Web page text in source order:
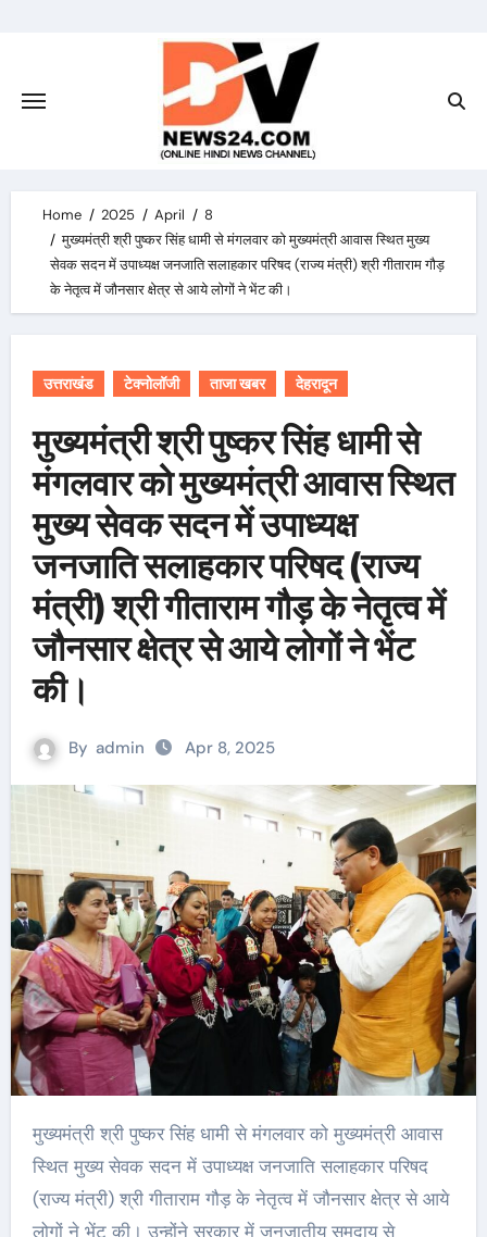
Home 2025 April
8
मुख्यमंत्री श्री पुष्कर सिंह धामी से मंगलवार को मुख्यमंत्री आवास स्थित मुख्य
सेवक सदन में उपाध्यक्ष जनजाति सलाहकार परिषद (राज्य मंत्री) श्री गीताराम गौड़
के नेतृत्व में जौनसार क्षेत्र से आये लोगों ने भेंट की।
उत्तराखंड टेक्नोलॉजी ताजा खबर देहरादून
मुख्यमंत्री श्री पुष्कर सिंह धामी से
मंगलवार को मुख्यमंत्री आवास स्थित
मुख्य सेवक सदन में उपाध्यक्ष
जनजाति सलाहकार परिषद (राज्य
मंत्री) श्री गीताराम गौड़ के नेतृत्व में
जौनसार क्षेत्र से आये लोगों ने भेंट
की।
By admin Apr 8, 2025
मुख्यमंत्री श्री पुष्कर सिंह धामी से मंगलवार को मुख्यमंत्री आवास
स्थित मुख्य सेवक सदन में उपाध्यक्ष जनजाति सलाहकार परिषद
(राज्य मंत्री) श्री गीताराम गौड़ के नेतृत्व में जौनसार क्षेत्र से आये
लोगों ने भेंट की। उन्होंने सरकार में जनजातीय समुदाय से